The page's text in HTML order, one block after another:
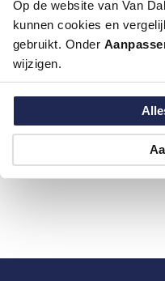
Op de website van Van
kunnen cookies en
gebruikt. Onder
wijzigen.
Kleur:
Zwart
Maatinformatie
Over Hide & Stitches